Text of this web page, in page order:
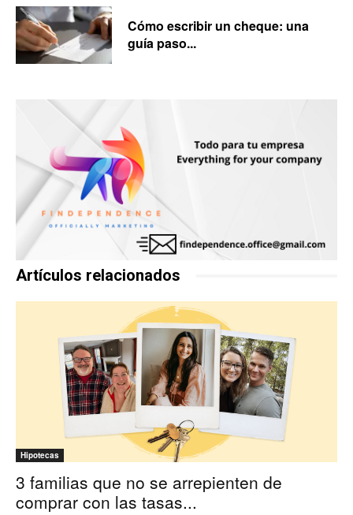
Cómo escribir un cheque: una
guía paso...
Artículos relacionados
Hipotecas
3 familias que no se arrepienten de
comprar con las tasas...